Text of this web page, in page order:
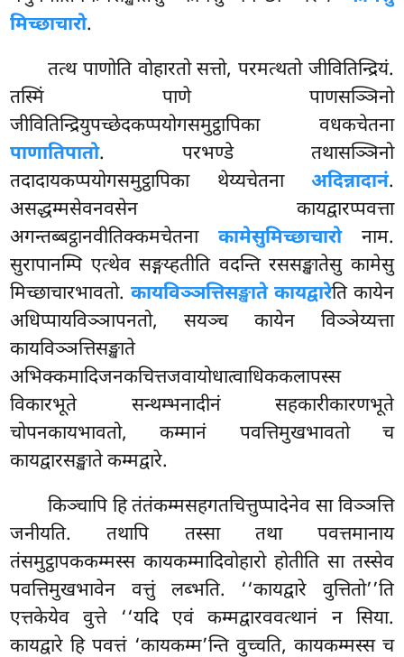
मिच्छाचारो.
तत्थ पाणोति वोहारतो सत्तो, परमत्थतो जीवितिन्द्रियं.
तस्मिं पाणे पाणसञ्ञिनो
जीवितिन्द्रियुपच्छेदकप्पयोगसमुट्ठापिका वधकचेतना
पाणातिपातो. परभण्डे तथासञ्ञिनो
तदादायकप्पयोगसमुट्ठापिका थेय्यचेतना अदिन्नादानं.
असद्धम्मसेवनवसेन कायद्वारप्पवत्ता
अगन्तब्बट्ठानवीतिक्कमचेतना कामेसुमिच्छाचारोनाम.
सुरापानम्पि एत्थेव सङ्गय्हतीति वदन्ति रससङ्खातेसु कामेसु
मिच्छाचारभावतो.कायविञ्ञत्तिसङ्खाते कायद्वारेति कायेन
अधिप्पायविञ्ञापनतो, सयञ्च कायेन विञ्ञेय्यत्ता
कायविञ्ञत्तिसङ्खाते
अभिक्कमादिजनकचित्तजवायोधात्वाधिककलापस्स
विकारभूते सन्थम्भनादीनं सहकारीकारणभूते
चोपनकायभावतो, कम्मानं पवत्तिमुखभावतो च
कायद्वारसङ्खाते कम्मद्वारे.
किञ्चापिहि तंतंकम्मसहगतचित्तुप्पादेनेव सा विञ्ञत्ति
जनीयति. तथापि तस्सा तथा पवत्तमानाय
तंसमुट्ठापककम्मस्स कायकम्मादिवोहारो होतीति सा तस्सेव
पवत्तिमुखभावेन वत्तुं लब्भति. ‘‘कायद्वारे वुत्तितो’’ति
एत्तकेयेव वुत्ते ‘‘यदि एवं कम्मद्वारववत्थानं न सिया.
कायद्वारे हि पवत्तं ‘कायकम्म’न्ति वुच्चति, कायकम्मस्स च